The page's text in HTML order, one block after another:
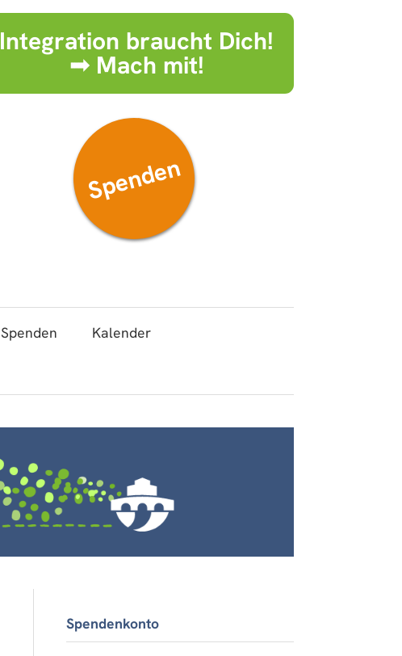
Integration braucht Dich!
➟ Mach mit!
Spenden
Spenden
Kalender
Spendenkonto